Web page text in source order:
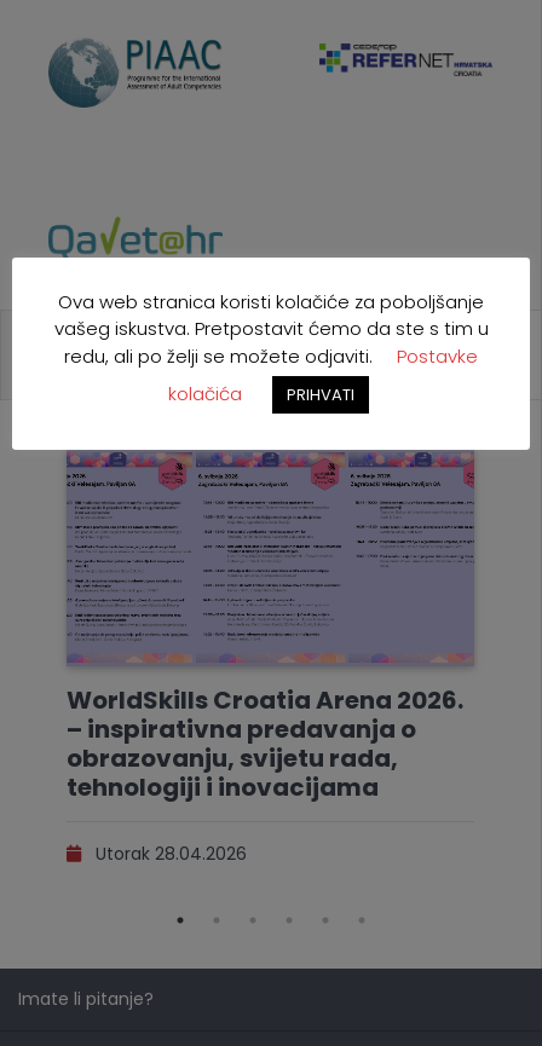
NAJAVE POZIVI NATJEČAJI EU
WorldSkills Croatia Arena 2026.
– inspirativna predavanja o
obrazovanju, svijetu rada,
tehnologiji i inovacijama
Utorak 28.04.2026
Imate li pitanje?
Ova web stranica koristi kolačiće za poboljšanje
vašeg iskustva. Pretpostavit ćemo da ste s tim u
redu, ali po želji se možete odjaviti.
Postavke
kolačića
PRIHVATI